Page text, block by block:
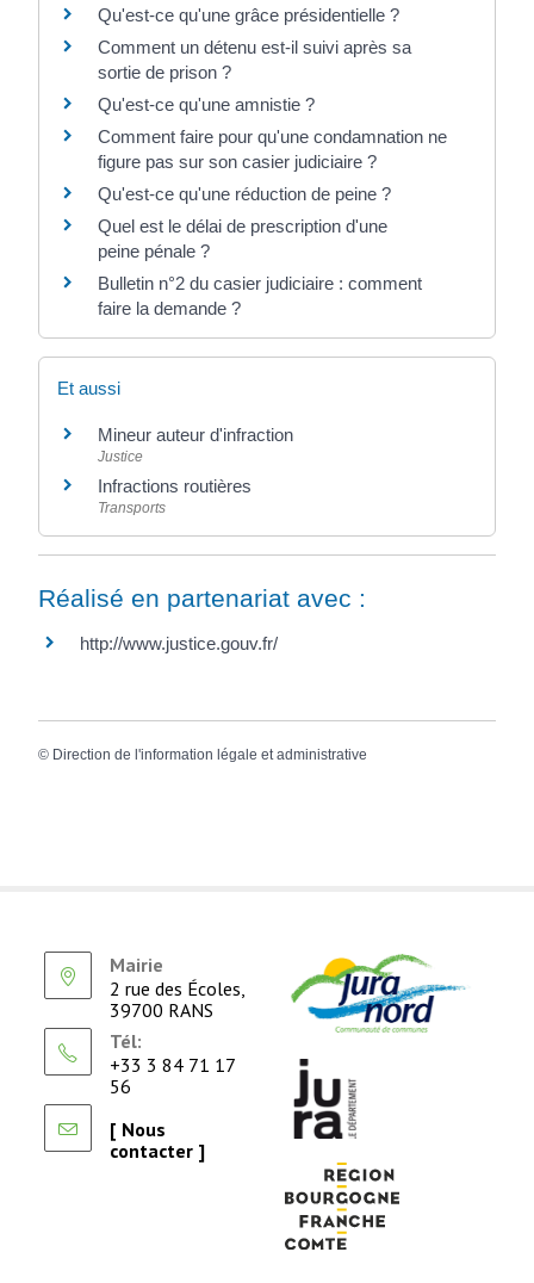
Qu'est-ce qu'une grâce présidentielle ?
Comment un détenu est-il suivi après sa
sortie de prison ?
Qu'est-ce qu'une amnistie ?
Comment faire pour qu'une condamnation ne
figure pas sur son casier judiciaire ?
Qu'est-ce qu'une réduction de peine ?
Quel est le délai de prescription d'une
peine pénale ?
Bulletin n°2 du casier judiciaire : comment
faire la demande ?
Et aussi
Mineur auteur d'infraction
Justice
Infractions routières
Transports
Réalisé en partenariat avec :
http://www.justice.gouv.fr/
© Direction de l'information légale et administrative
Mairie
2 rue des Écoles,
39700 RANS
Tél:
+33 3 84 71 17
56
[ Nous
contacter ]